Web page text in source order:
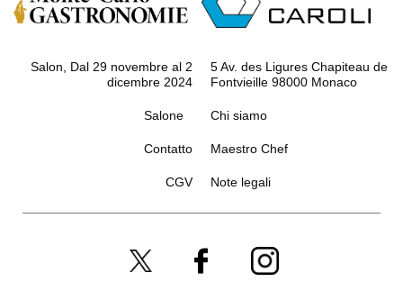
Salon, Dal 29 novembre al 2
dicembre 2024
5 Av. des Ligures Chapiteau de
Fontvieille 98000 Monaco
Salone
Contatto
Chi siamo
Maestro Chef
CGV Note legali